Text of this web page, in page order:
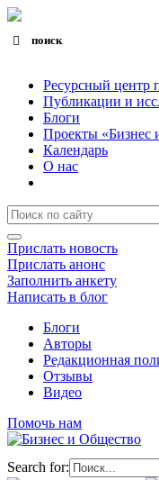
поиск
Ресурсный центр
Публикации и
Блоги
Проекты «Бизнес
Календарь
О нас
Прислать новость
Прислать анонс
Заполнить анкету
Написать в блог
Блоги
Авторы
Редакционная
Отзывы
Видео
Помочь нам
Search for: